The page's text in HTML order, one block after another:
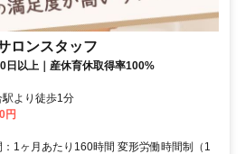
ロンスタッフ
日以上｜産休育休取得率100%
より徒歩1分
円
1ヶ月あたり160時間 変形労働時間制（1